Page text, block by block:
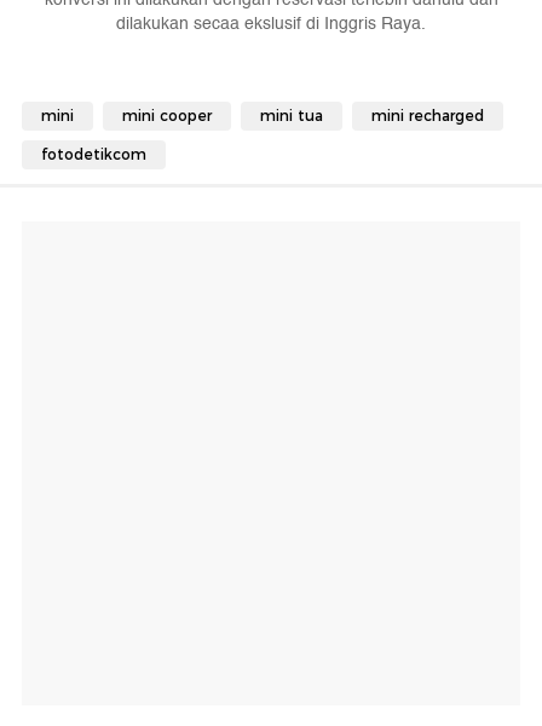
dilakukan secaa ekslusif di Inggris Raya.
mini mini cooper mini tua mini recharged
fotodetikcom